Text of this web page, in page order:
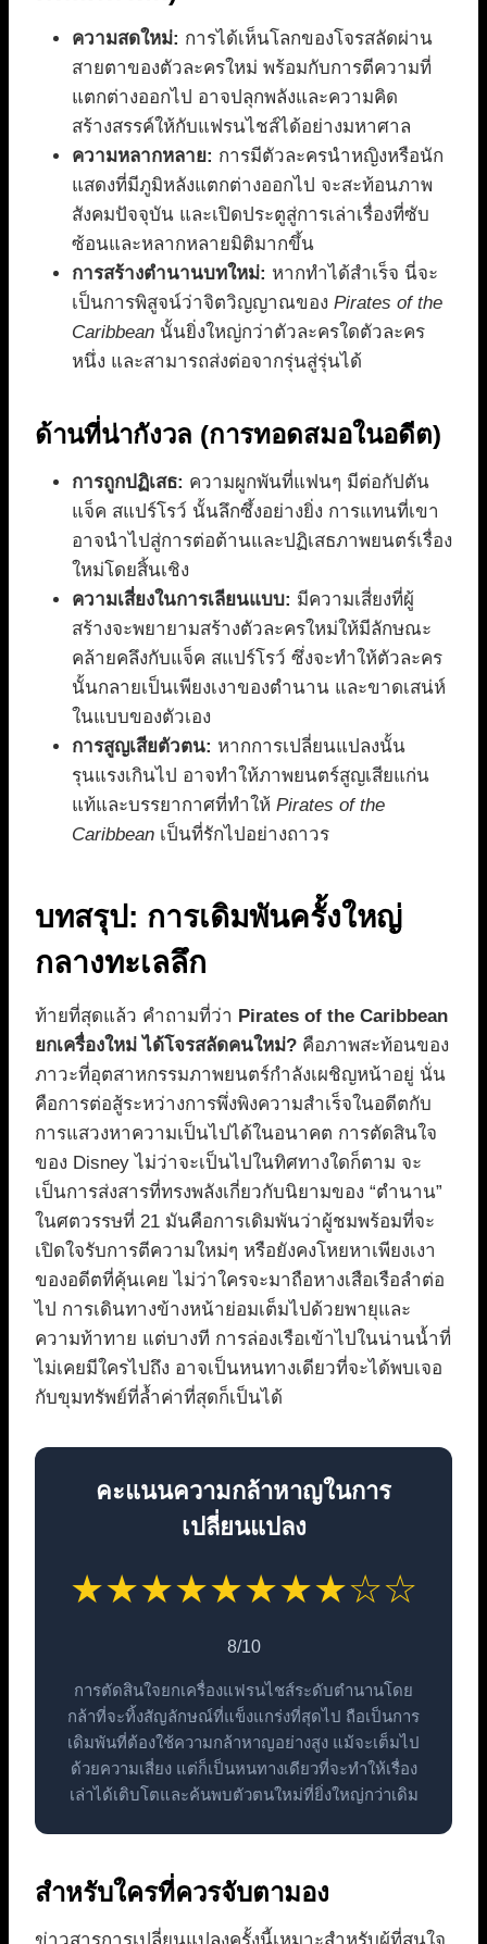
ความสดใหม่: การได้เห็นโลกของโจรสลัดผ่าน
สายตาของตัวละครใหม่ พร้อมกับการตีความที่
แตกต่างออกไป อาจปลุกพลังและความคิด
สร้างสรรค์ให้กับแฟรนไชส์ได้อย่างมหาศาล
ความหลากหลาย: การมีตัวละครนำหญิงหรือนัก
แสดงที่มีภูมิหลังแตกต่างออกไป จะสะท้อนภาพ
สังคมปัจจุบัน และเปิดประตูสู่การเล่าเรื่องที่ซับ
ซ้อนและหลากหลายมิติมากขึ้น
การสร้างตำนานบทใหม่: หากทำได้สำเร็จ นี่จะ
เป็นการพิสูจน์ว่าจิตวิญญาณของ Pirates of the
Caribbean นั้นยิ่งใหญ่กว่าตัวละครใดตัวละคร
หนึ่ง และสามารถส่งต่อจากรุ่นสู่รุ่นได้
ด้านที่น่ากังวล (การทอดสมอในอดีต)
การถูกปฏิเสธ: ความผูกพันที่แฟนๆ มีต่อกัปตัน
แจ็ค สแปร์โรว์ นั้นลึกซึ้งอย่างยิ่ง การแทนที่เขา
อาจนำไปสู่การต่อต้านและปฏิเสธภาพยนตร์เรื่อง
ใหม่โดยสิ้นเชิง
ความเสี่ยงในการเลียนแบบ: มีความเสี่ยงที่ผู้
สร้างจะพยายามสร้างตัวละครใหม่ให้มีลักษณะ
คล้ายคลึงกับแจ็ค สแปร์โรว์ ซึ่งจะทำให้ตัวละคร
นั้นกลายเป็นเพียงเงาของตำนาน และขาดเสน่ห์
ในแบบของตัวเอง
การสูญเสียตัวตน: หากการเปลี่ยนแปลงนั้น
รุนแรงเกินไป อาจทำให้ภาพยนตร์สูญเสียแก่น
แท้และบรรยากาศที่ทำให้ Pirates of the
Caribbean เป็นที่รักไปอย่างถาวร
บทสรุป: การเดิมพันครั้งใหญ่
กลางทะเลลึก
ท้ายที่สุดแล้ว คำถามที่ว่า Pirates of the Caribbean
ยกเครื่องใหม่ ได้โจรสลัดคนใหม่? คือภาพสะท้อนของ
ภาวะที่อุตสาหกรรมภาพยนตร์กำลังเผชิญหน้าอยู่ นั่น
คือการต่อสู้ระหว่างการพึ่งพิงความสำเร็จในอดีตกับ
การแสวงหาความเป็นไปได้ในอนาคต การตัดสินใจ
ของ Disney ไม่ว่าจะเป็นไปในทิศทางใดก็ตาม จะ
เป็นการส่งสารที่ทรงพลังเกี่ยวกับนิยามของ “ตำนาน”
ในศตวรรษที่ 21 มันคือการเดิมพันว่าผู้ชมพร้อมที่จะ
เปิดใจรับการตีความใหม่ๆ หรือยังคงโหยหาเพียงเงา
ของอดีตที่คุ้นเคย ไม่ว่าใครจะมาถือหางเสือเรือลำต่อ
ไป การเดินทางข้างหน้าย่อมเต็มไปด้วยพายุและ
ความท้าทาย แต่บางที การล่องเรือเข้าไปในน่านน้ำที่
ไม่เคยมีใครไปถึง อาจเป็นหนทางเดียวที่จะได้พบเจอ
กับขุมทรัพย์ที่ล้ำค่าที่สุดก็เป็นได้
คะแนนความกล้าหาญในการ
เปลี่ยนแปลง
★★★★★★★★☆☆
8/10
การตัดสินใจยกเครื่องแฟรนไชส์ระดับตำนานโดย
กล้าที่จะทิ้งสัญลักษณ์ที่แข็งแกร่งที่สุดไป ถือเป็นการ
เดิมพันที่ต้องใช้ความกล้าหาญอย่างสูง แม้จะเต็มไป
ด้วยความเสี่ยง แต่ก็เป็นหนทางเดียวที่จะทำให้เรื่อง
เล่าได้เติบโตและค้นพบตัวตนใหม่ที่ยิ่งใหญ่กว่าเดิม
สำหรับใครที่ควรจับตามอง
ข่าวสารการเปลี่ยนแปลงครั้งนี้เหมาะสำหรับผู้ที่สนใจ